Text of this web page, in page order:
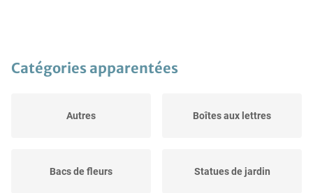
Catégories apparentées
Autres Boîtes aux lettres
Bacs de fleurs Statues de jardin